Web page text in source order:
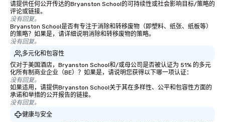
请提供任何公开传达的Bryanston School的可持续性或社会影响目标/策略的
评论或链接。
没有回复。
Bryanston School是否有专注于消除和转移废物（即塑料、纸张、纸板等）
的策略？如果是，请详细说明消除和转移废物的策略。
没有回复。
多元化和包容性
仅对于美国酒店，Bryanston School和/或母公司是否被认证为 51% 的多元
化所有制商业企业（BE）？如果是，请说明您获得以下哪一项认证：
没有回复。
如果适用，请提供Bryanston School关于其在多样性、公平和包容性方面的
承诺和举措的公开报告的链接。
没有回复。
健康与安全